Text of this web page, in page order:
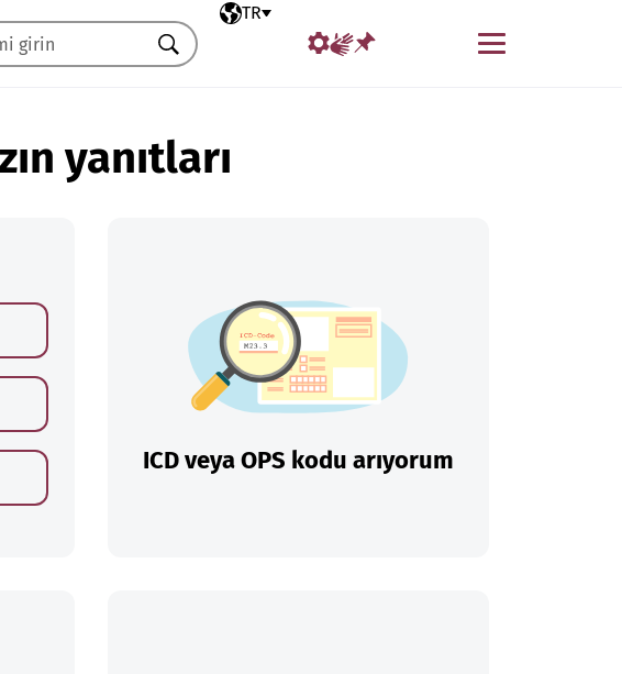
Seçili dil
TR
Menü
Ara
yanıtları
ICD veya OPS kodu arıyorum